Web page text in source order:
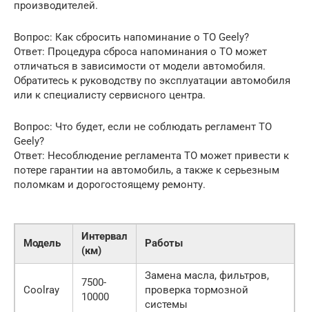
производителей.
Вопрос: Как сбросить напоминание о ТО Geely?
Ответ: Процедура сброса напоминания о ТО может
отличаться в зависимости от модели автомобиля.
Обратитесь к руководству по эксплуатации автомобиля
или к специалисту сервисного центра.
Вопрос: Что будет, если не соблюдать регламент ТО
Geely?
Ответ: Несоблюдение регламента ТО может привести к
потере гарантии на автомобиль, а также к серьезным
поломкам и дорогостоящему ремонту.
Модель
Интервал
(км)
Работы
Coolray
7500-
10000
Замена масла, фильтров,
проверка тормозной
системы